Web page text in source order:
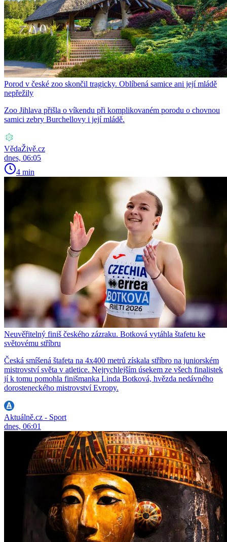
Porod v české zoo skončil tragicky. Oblíbená samice ani její mládě
nepřežily
Zoo Jihlava přišla o víkendu při komplikovaném porodu o chovnou
samici zebry Burchellovy i její mládě.
VědaŽivě.cz
dnes, 06:05
4 min
Neuvěřitelný finiš českého zázraku. Botková vytáhla štafetu ke
světovému stříbru
Česká smíšená štafeta na 4x400 metrů získala stříbro na juniorském
mistrovství světa v atletice. Nejrychlejším úsekem ze všech finalistek
jí k tomu pomohla finišmanka Linda Botková, hvězda nedávného
dorosteneckého mistrovství Evropy.
Aktuálně.cz - Sport
dnes, 06:01